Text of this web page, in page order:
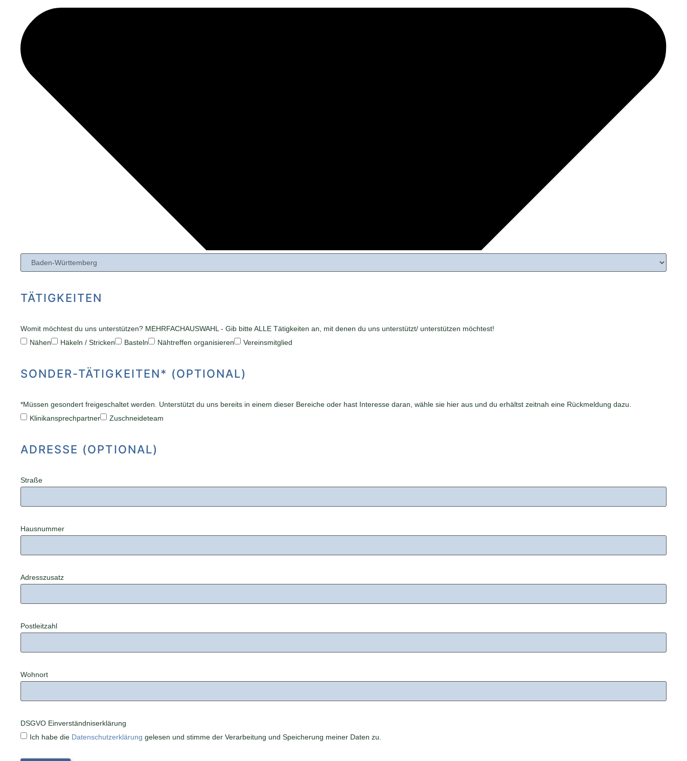
TÄTIGKEITEN
Womit möchtest du uns unterstützen? MEHRFACHAUSWAHL - Gib bitte ALLE Tätigkeiten an, mit denen du uns unterstützt/ unterstützen möchtest!
Nähen
Häkeln / Stricken Basteln Nähtreffen organisieren Vereinsmitglied
SONDER-TÄTIGKEITEN* (OPTIONAL)
*Müssen gesondert freigeschaltet werden. Unterstützt du uns bereits in einem dieser Bereiche oder hast Interesse daran, wähle sie hier aus und du erhältst zeitnah eine Rückmeldung dazu.
Klinikansprechpartner
Zuschneideteam
ADRESSE (OPTIONAL)
Straße
Hausnummer
Adresszusatz
Postleitzahl
Wohnort
DSGVO Einverständniserklärung
Ich habe die Datenschutzerklärung gelesen und stimme der Verarbeitung und Speicherung meiner Daten zu.